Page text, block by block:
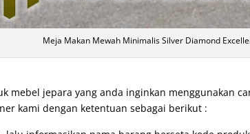
Meja Makan Mewah Minimalis Silver Diamond
mebel jepara yang anda inginkan menggunakan
kami dengan ketentuan sebagai berikut :